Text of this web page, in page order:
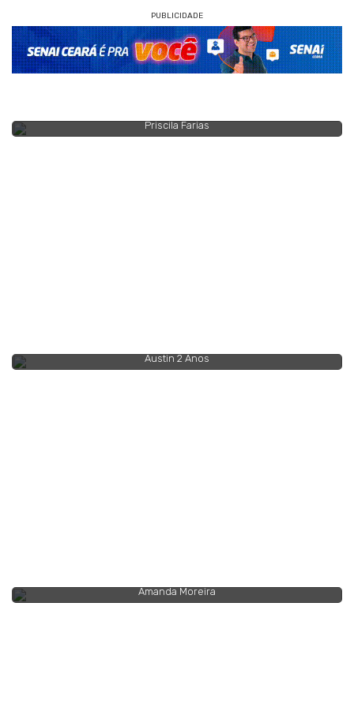
PUBLICIDADE
Priscila Farias
Austin 2 Anos
Amanda Moreira